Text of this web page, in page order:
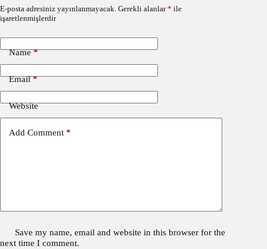
E-posta adresiniz yayınlanmayacak. Gerekli alanlar* ile
işaretlenmişlerdir
Name*
Email*
Website
Add Comment *
Save my name, email and website in this browser for the
next time I comment.